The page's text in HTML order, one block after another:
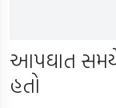
આપઘાત સમયે
હતો